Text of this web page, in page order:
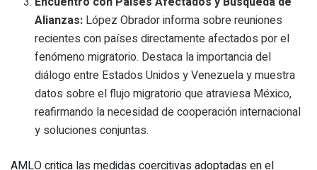
Alianzas: López Obrador informa sobre reuniones
recientes con países directamente afectados por el
fenómeno migratorio. Destaca la importancia del
diálogo entre Estados Unidos y Venezuela y muestra
datos sobre el flujo migratorio que atraviesa México,
reafirmando la necesidad de cooperación internacional
y soluciones conjuntas.
AMLO critica las medidas coercitivas adoptadas en el